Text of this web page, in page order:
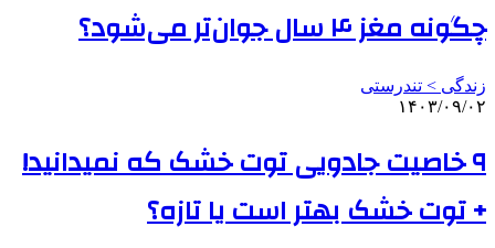
چگونه مغز ۴ سال جوان‌تر می‌شود؟
زندگی > تندرستی
۱۴۰۳/۰۹/۰۲
۹ خاصیت جادویی توت خشک که نمیدانید!
+ توت خشک بهتر است یا تازه؟